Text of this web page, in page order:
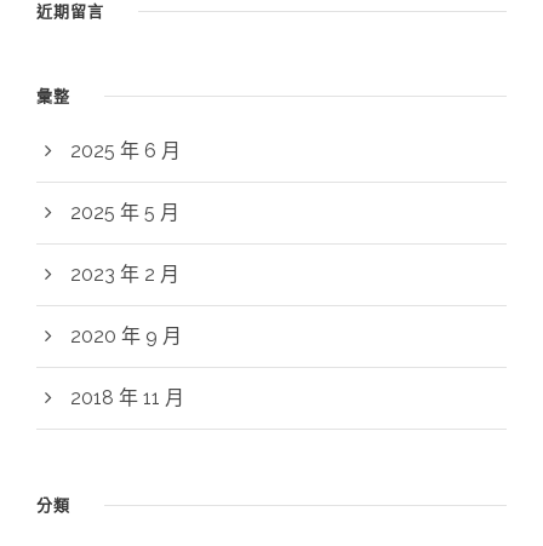
近期留言
彙整
2025 年 6 月
2025 年 5 月
2023 年 2 月
2020 年 9 月
2018 年 11 月
分類